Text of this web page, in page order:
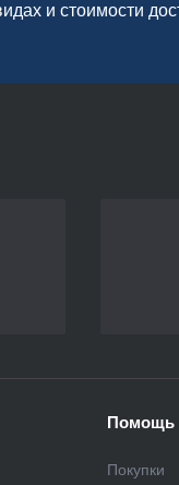
и стоимости
Помощь
Покупки